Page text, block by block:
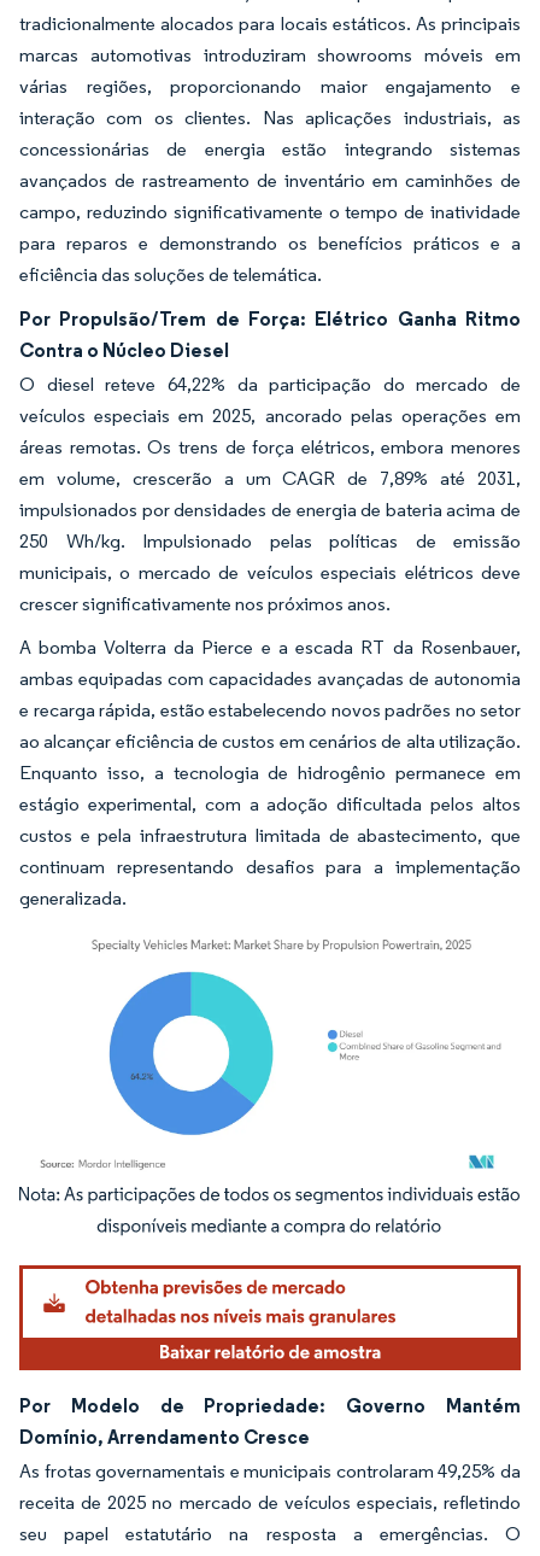
tradicionalmente alocados para locais estáticos. As principais
marcas automotivas introduziram showrooms móveis em
várias regiões, proporcionando maior engajamento e
interação com os clientes. Nas aplicações industriais, as
concessionárias de energia estão integrando sistemas
avançados de rastreamento de inventário em caminhões de
campo, reduzindo significativamente o tempo de inatividade
para reparos e demonstrando os benefícios práticos e a
eficiência das soluções de telemática.
Por Propulsão/Trem de Força: Elétrico Ganha Ritmo
Contra o Núcleo Diesel
O diesel reteve 64,22% da participação do mercado de
veículos especiais em 2025, ancorado pelas operações em
áreas remotas. Os trens de força elétricos, embora menores
em volume, crescerão a um CAGR de 7,89% até 2031,
impulsionados por densidades de energia de bateria acima de
250 Wh/kg. Impulsionado pelas políticas de emissão
municipais, o mercado de veículos especiais elétricos deve
crescer significativamente nos próximos anos.
A bomba Volterra da Pierce e a escada RT da Rosenbauer,
ambas equipadas com capacidades avançadas de autonomia
e recarga rápida, estão estabelecendo novos padrões no setor
ao alcançar eficiência de custos em cenários de alta utilização.
Enquanto isso, a tecnologia de hidrogênio permanece em
estágio experimental, com a adoção dificultada pelos altos
custos e pela infraestrutura limitada de abastecimento, que
continuam representando desafios para a implementação
generalizada.
Imagem © Mordor Intelligence. O reuso requer atribuição conforme CC BY 4.0.
Por Modelo de Propriedade: Governo Mantém
Domínio, Arrendamento Cresce
As frotas governamentais e municipais controlaram 49,25% da
receita de 2025 no mercado de veículos especiais, refletindo
seu papel estatutário na resposta a emergências. O